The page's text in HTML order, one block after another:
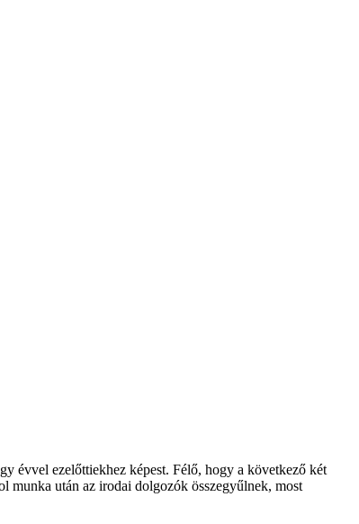
évvel ezelőttiekhez képest. Félő, hogy a következő két
munka után az irodai dolgozók összegyűlnek, most